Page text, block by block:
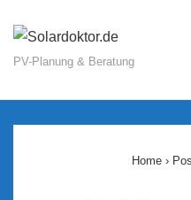
Zum
InhaltPV-Planung & Beratung
Home ›